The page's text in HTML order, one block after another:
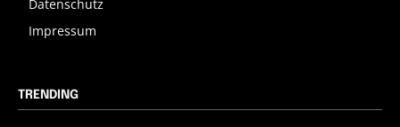
Datenschutz
Impressum
TRENDING